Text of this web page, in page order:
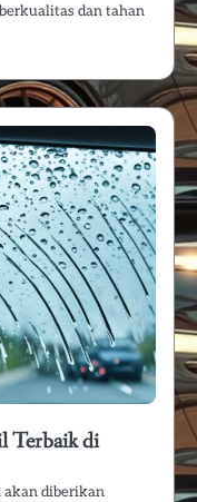
dan tahan
Terbaik di
akan diberikan